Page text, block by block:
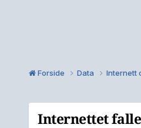
Forside Data Internett
Internettet